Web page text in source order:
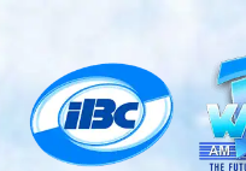
content